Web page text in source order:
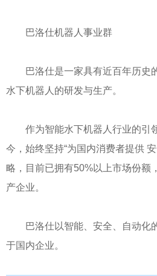
巴洛仕机器人事业群
巴洛仕是一家具有近百年历史
水下机器人的研发与生产。
作为智能水下机器人行业的引
今，始终坚持“为国内消费者提供
略，目前已拥有50%以上市场份额
产企业。
巴洛仕以智能、安全、自动化
于国内企业。